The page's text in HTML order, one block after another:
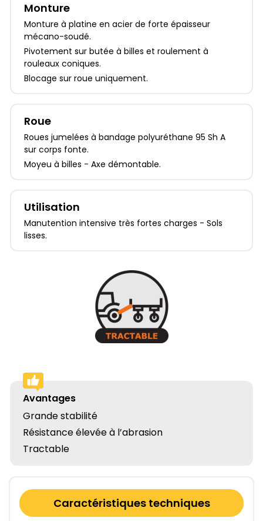
Monture
Monture à platine en acier de forte épaisseur
mécano-soudé.
Pivotement sur butée à billes et roulement à
rouleaux coniques.
Blocage sur roue uniquement.
Roue
Roues jumelées à bandage polyuréthane 95 Sh A
sur corps fonte.
Moyeu à billes - Axe démontable.
Utilisation
Manutention intensive très fortes charges - Sols
lisses.
Avantages
Grande stabilité
Résistance élevée à l’abrasion
Tractable
Caractéristiques techniques